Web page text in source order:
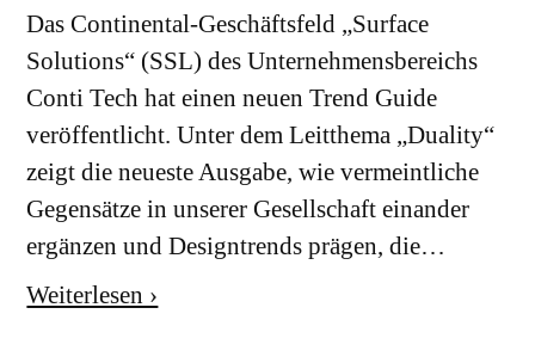
Das Continental-Geschäftsfeld „Surface
Solutions“ (SSL) des Unternehmensbereichs
Conti Tech hat einen neuen Trend Guide
veröffentlicht. Unter dem Leitthema „Duality“
zeigt die neueste Ausgabe, wie vermeintliche
Gegensätze in unserer Gesellschaft einander
ergänzen und Designtrends prägen, die…
Weiterlesen ›